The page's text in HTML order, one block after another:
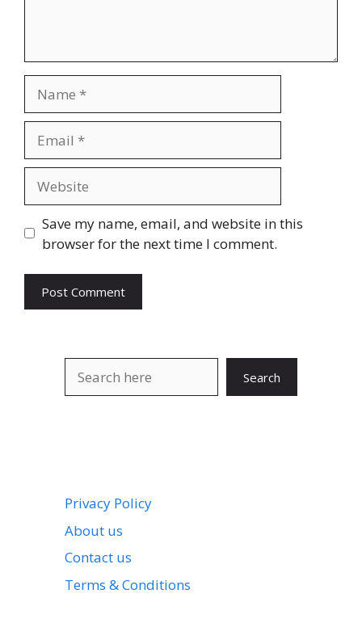
Save my name, email, and website in this
browser for the next time I comment.
Search
Privacy Policy
About us
Contact us
Terms & Conditions